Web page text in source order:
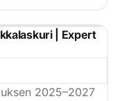
| Expert
2025–2027